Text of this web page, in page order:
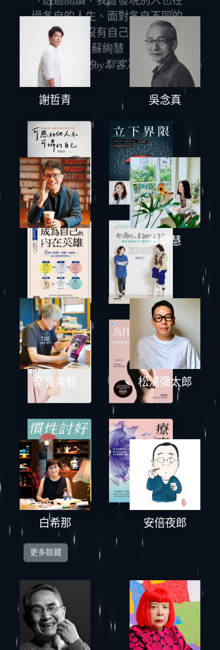
考驗，我並沒有自己想像的那麼
孤寂。」 — 蘇絢慧（轉載自
Readmoo專訪by犁客）
更多館藏
謝哲青 吳念真
侯文詠 蘇絢慧
奈良美智 松浦彌太郎
白希那 安倍夜郎